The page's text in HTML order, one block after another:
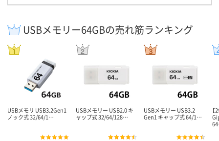
USBメモリー64GBの売れ筋ランキング
USBメモリ USB3.2Gen1
ノック式 32/64/1…
USBメモリー USB2.0 キ
ャップ式 32/64/128…
USBメモリー USB3.2
Gen1 キャップ式 64/1…
【